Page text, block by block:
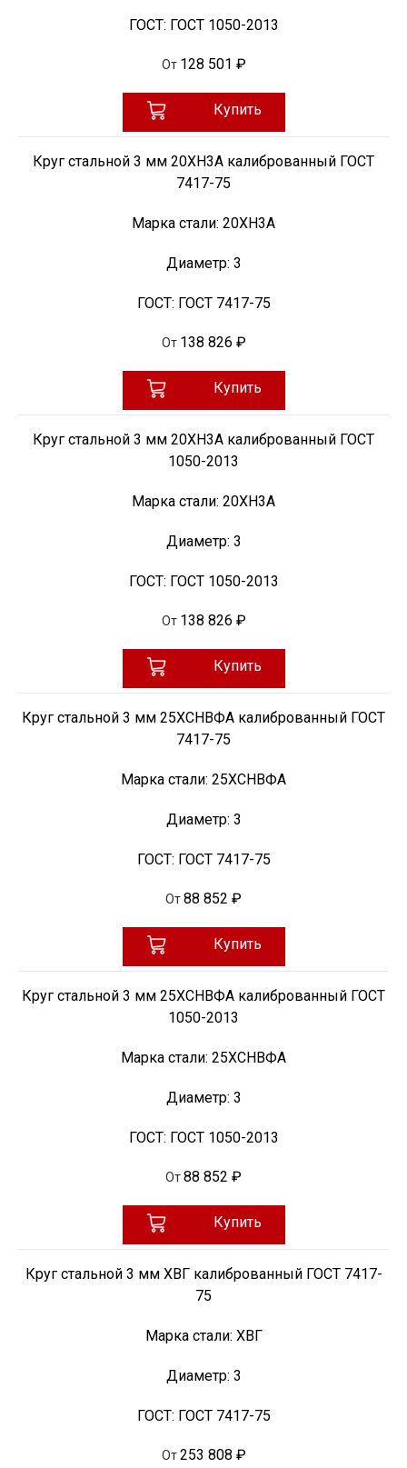
ГОСТ: ГОСТ 1050-2013
От 128 501 ₽
Купить
Круг стальной 3 мм 20ХН3А калиброванный ГОСТ
7417-75
Марка стали: 20ХН3А
Диаметр: 3
ГОСТ: ГОСТ 7417-75
От 138 826 ₽
Купить
Круг стальной 3 мм 20ХН3А калиброванный ГОСТ
1050-2013
Марка стали: 20ХН3А
Диаметр: 3
ГОСТ: ГОСТ 1050-2013
От 138 826 ₽
Купить
Круг стальной 3 мм 25ХСНВФА калиброванный ГОСТ
7417-75
Марка стали: 25ХСНВФА
Диаметр: 3
ГОСТ: ГОСТ 7417-75
От88 852 ₽
Купить
Круг стальной 3 мм 25ХСНВФА калиброванный ГОСТ
1050-2013
Марка стали: 25ХСНВФА
Диаметр: 3
ГОСТ: ГОСТ 1050-2013
От88 852 ₽
Купить
Круг стальной 3 мм ХВГ калиброванный ГОСТ 7417-
75
Марка стали: ХВГ
Диаметр: 3
ГОСТ: ГОСТ 7417-75
От 253 808 ₽